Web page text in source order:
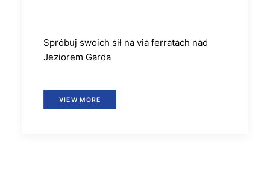
Spróbuj swoich sił na via ferratach nad
Jeziorem Garda
VIEW MORE